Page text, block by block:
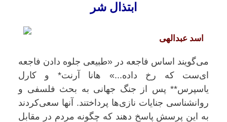
ابتذال شر
اسد عبدالهی
می‌گویند اساس فاجعه در «طبیعی جلوه دادن فاجعه
ای‌ست که رخ داده...» هانا آرنت* و کارل
یاسپرس** پس از جنگ جهانی به بحث فلسفی و
روانشناسی جنایات نازی‌ها پرداختند. آنها سعی‌کردند
به این پرسش پاسخ‌ دهند که چگونه مردم در مقابل